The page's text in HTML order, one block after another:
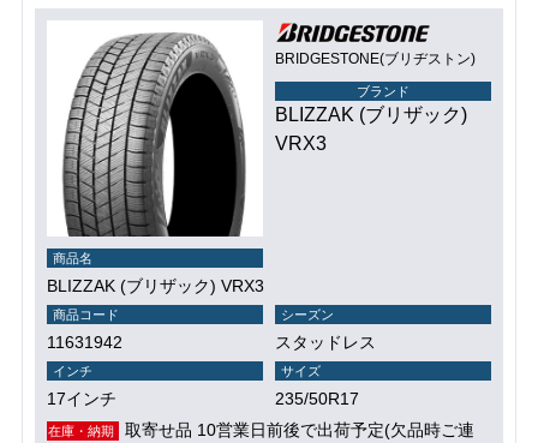
BRIDGESTONE(ブリヂストン)
ブランド
BLIZZAK (ブリザック)
VRX3
商品名
BLIZZAK (ブリザック) VRX3
商品コード
11631942
シーズン
スタッドレス
インチ
17インチ
サイズ
235/50R17
在庫・納期
取寄せ品 10営業日前後で出荷予定(欠品時ご連